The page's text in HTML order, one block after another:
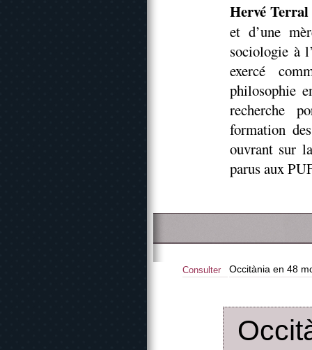
Hervé Terral
et d’une
sociologie à
exercé
philosophie
recherche
formation
ouvrant sur
parus aux
Consulter Occitània en 48